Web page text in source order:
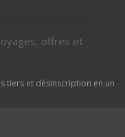
offres et
tiers et désinscription en un